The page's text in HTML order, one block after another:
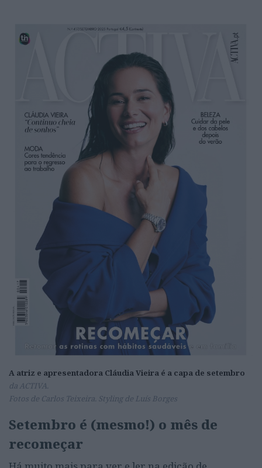
A atriz e apresentadora Cláudia Vieira é a capa de setembro
da ACTIVA.
Fotos de Carlos Teixeira. Styling de Luís Borges
Setembro é (mesmo!) o mês de
recomeçar